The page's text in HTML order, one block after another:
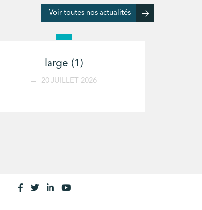
Voir toutes nos actualités
large (1)
20 JUILLET 2026